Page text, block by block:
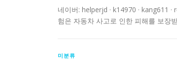
네이버: helperjd · k14970 · kang611
험은 자동차 사고로 인한 피해를 보장
미분류